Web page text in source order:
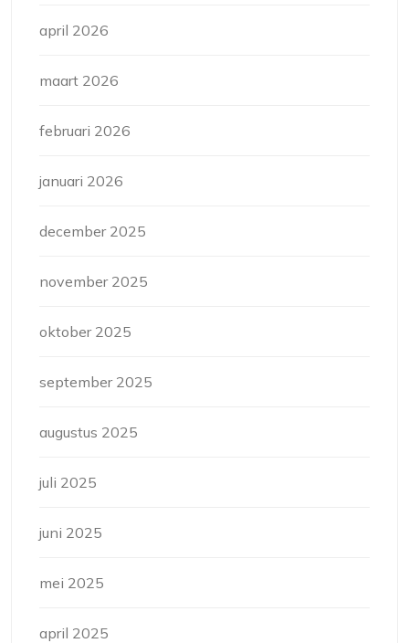
april 2026
maart 2026
februari 2026
januari 2026
december 2025
november 2025
oktober 2025
september 2025
augustus 2025
juli 2025
juni 2025
mei 2025
april 2025